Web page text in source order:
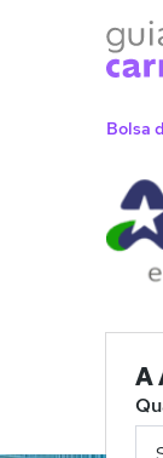
Bolsa
A